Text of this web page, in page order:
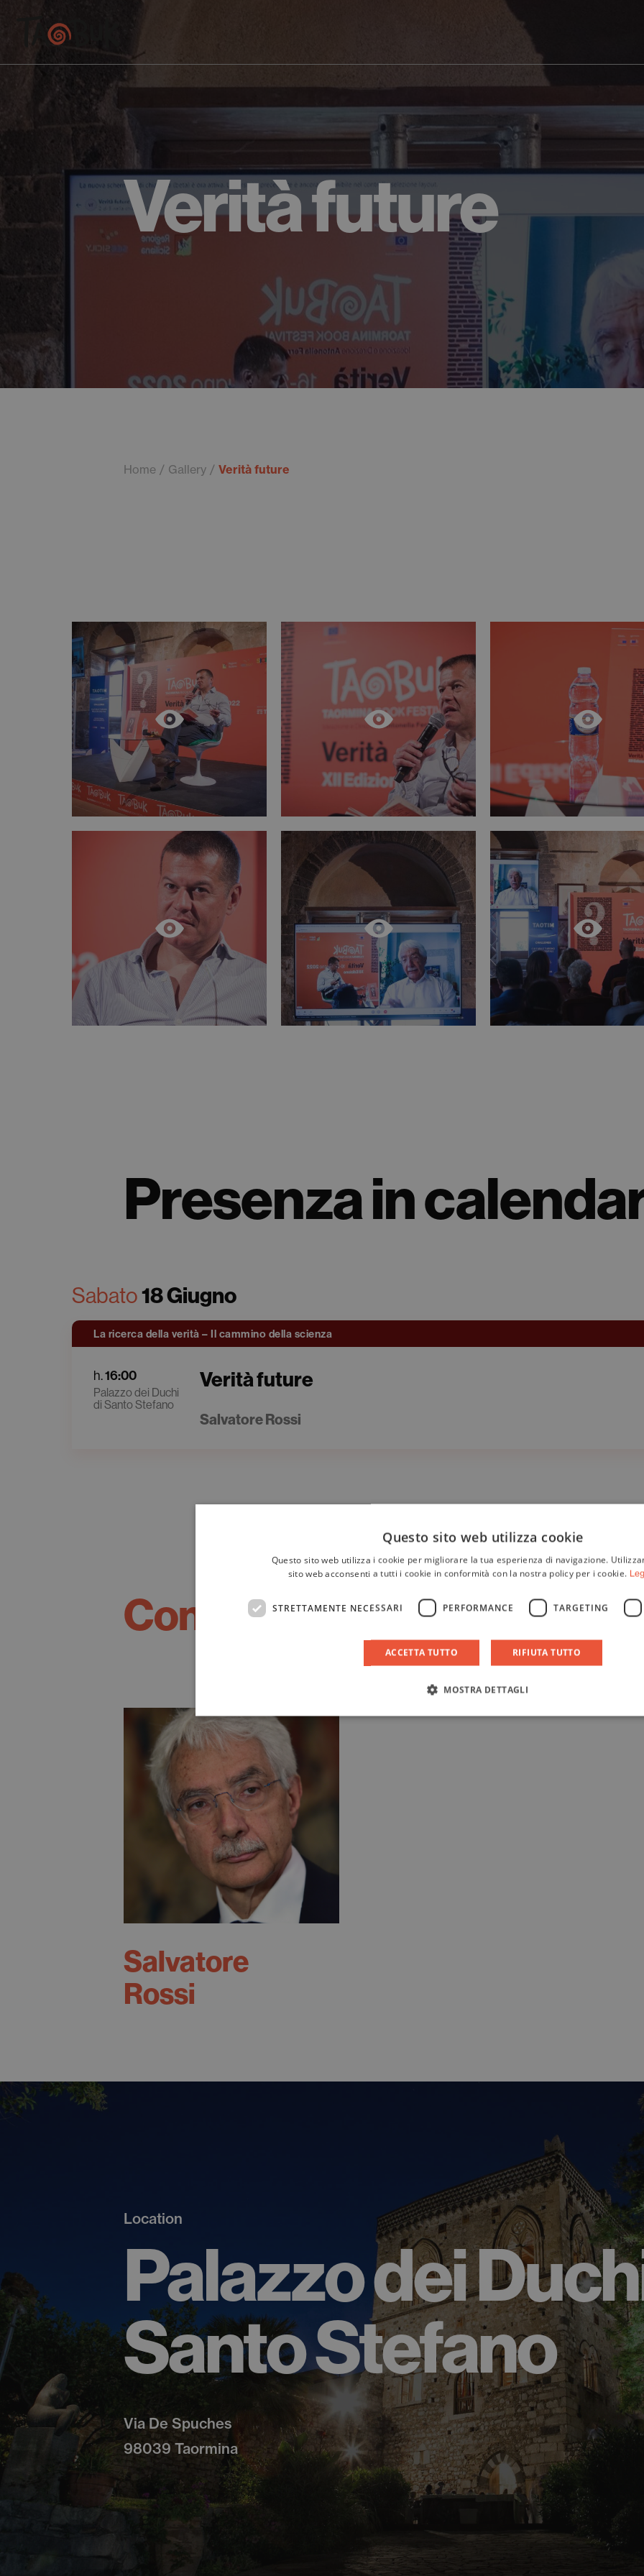
Verità future
Home Gallery Verità future
Presenza in
Sabato18 Giugno
La ricerca della verità – Il cammino della scienza
h.16:00
Palazzo dei Duchi
di Santo Stefano
Verità future
Salvatore Rossi
Con l'intervento di
Salvatore
Rossi
Location
Palazzo dei
Santo Stefano
Via De Spuches
98039 Taormina
Questo sito web utilizza cookie
Questo sito web utilizza i cookie per migliorare la tua esperienza di navigazione.
sito web acconsenti a tutti i cookie in conformità con la nostra policy per i cookie.
STRETTAMENTE NECESSARI PERFORMANCE TARGETING
ACCETTA TUTTO RIFIUTA TUTTO
MOSTRA DETTAGLI